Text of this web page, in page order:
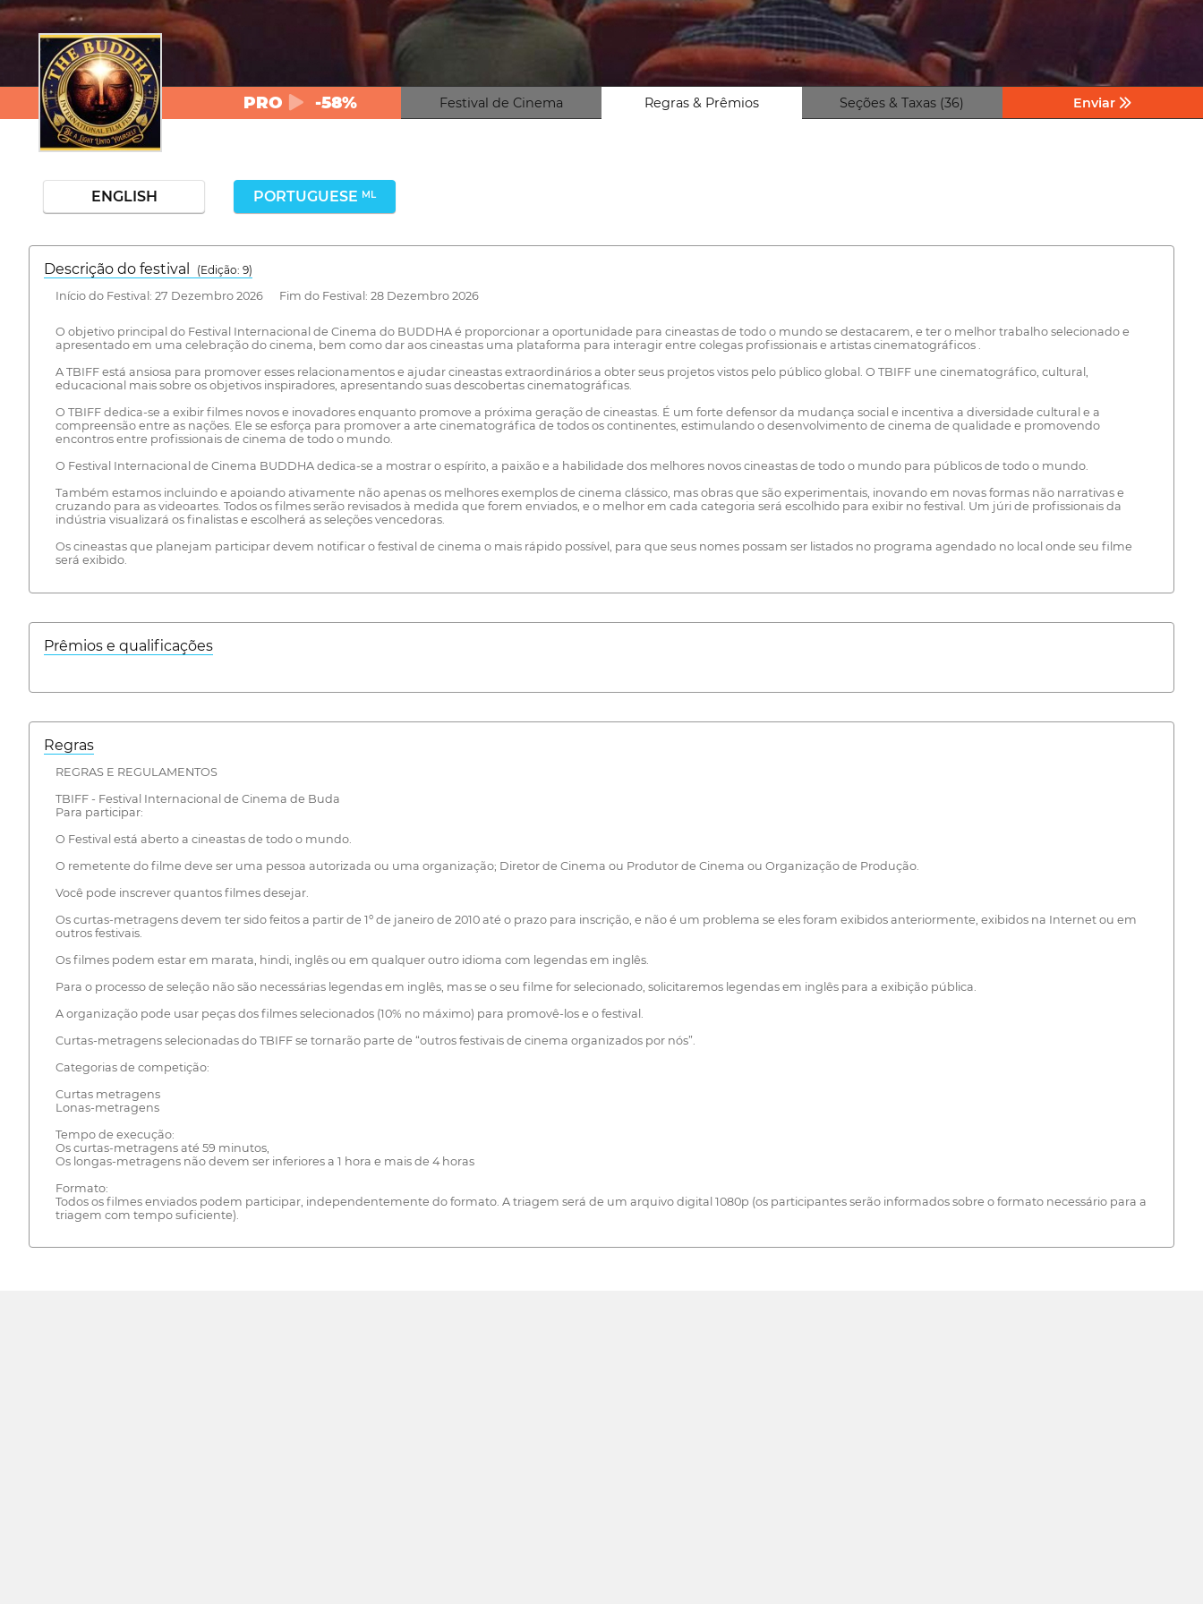
PRO -58% Festival de Cinema Regras & Prêmios Seções & Taxas (36) Enviar
ENGLISH PORTUGUESE ML
Descrição do festival
(Edição: 9)
Início do Festival: 27 Dezembro 2026 Fim do Festival: 28 Dezembro 2026
O objetivo principal do Festival Internacional de Cinema do BUDDHA é proporcionar a oportunidade para cineastas de todo o mundo se destacarem, e ter o melhor trabalho selecionado e
apresentado em uma celebração do cinema, bem como dar aos cineastas uma plataforma para interagir entre colegas profissionais e artistas cinematográficos .
A TBIFF está ansiosa para promover esses relacionamentos e ajudar cineastas extraordinários a obter seus projetos vistos pelo público global. O TBIFF une cinematográfico, cultural,
educacional mais sobre os objetivos inspiradores, apresentando suas descobertas cinematográficas.
O TBIFF dedica-se a exibir filmes novos e inovadores enquanto promove a próxima geração de cineastas. É um forte defensor da mudança social e incentiva a diversidade cultural e a
compreensão entre as nações. Ele se esforça para promover a arte cinematográfica de todos os continentes, estimulando o desenvolvimento de cinema de qualidade e promovendo
encontros entre profissionais de cinema de todo o mundo.
O Festival Internacional de Cinema BUDDHA dedica-se a mostrar o espírito, a paixão e a habilidade dos melhores novos cineastas de todo o mundo para públicos de todo o mundo.
Também estamos incluindo e apoiando ativamente não apenas os melhores exemplos de cinema clássico, mas obras que são experimentais, inovando em novas formas não narrativas e
cruzando para as videoartes. Todos os filmes serão revisados à medida que forem enviados, e o melhor em cada categoria será escolhido para exibir no festival. Um júri de profissionais da
indústria visualizará os finalistas e escolherá as seleções vencedoras.
Os cineastas que planejam participar devem notificar o festival de cinema o mais rápido possível, para que seus nomes possam ser listados no programa agendado no local onde seu filme
será exibido.
Prêmios e qualificações
Regras
REGRAS E REGULAMENTOS
TBIFF - Festival Internacional de Cinema de Buda
Para participar:
O Festival está aberto a cineastas de todo o mundo.
O remetente do filme deve ser uma pessoa autorizada ou uma organização; Diretor de Cinema ou Produtor de Cinema ou Organização de Produção.
Você pode inscrever quantos filmes desejar.
Os curtas-metragens devem ter sido feitos a partir de 1º de janeiro de 2010 até o prazo para inscrição, e não é um problema se eles foram exibidos anteriormente, exibidos na Internet ou em
outros festivais.
Os filmes podem estar em marata, hindi, inglês ou em qualquer outro idioma com legendas em inglês.
Para o processo de seleção não são necessárias legendas em inglês, mas se o seu filme for selecionado, solicitaremos legendas em inglês para a exibição pública.
A organização pode usar peças dos filmes selecionados (10% no máximo) para promovê-los e o festival.
Curtas-metragens selecionadas do TBIFF se tornarão parte de “outros festivais de cinema organizados por nós”.
Categorias de competição:
Curtas metragens
Lonas-metragens
Tempo de execução:
Os curtas-metragens até 59 minutos,
Os longas-metragens não devem ser inferiores a 1 hora e mais de 4 horas
Formato:
Todos os filmes enviados podem participar, independentemente do formato. A triagem será de um arquivo digital 1080p (os participantes serão informados sobre o formato necessário para a
triagem com tempo suficiente).